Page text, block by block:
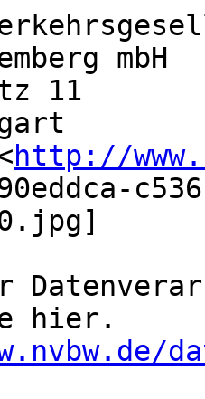
mbH
11
http://
hier.